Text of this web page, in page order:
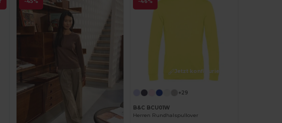
-45% -46%
Jetzt konfigurieren!
+29
B&C BCU01W
Herren Rundhalspullover